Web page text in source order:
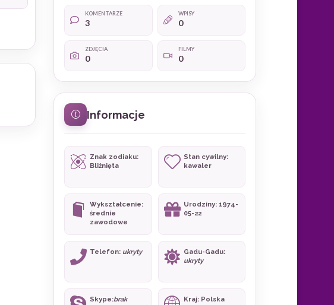
KOMENTARZE
3
WPISY
0
ZDJĘCIA
0
FILMY
0
Informacje
Znak zodiaku:
Bliźnięta
Stan cywilny:
kawaler
Wykształcenie:
średnie
zawodowe
Urodziny: 1974-
05-22
Telefon: ukryty
Gadu-Gadu:
ukryty
Skype:brak Kraj: Polska